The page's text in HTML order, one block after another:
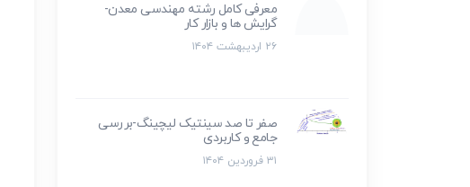
معرفی کامل رشته مهندسی معدن-
گرایش ها و بازار کار
۲۶ اردیبهشت ۱۴۰۴
صفر تا صد سینتیک لیچینگ-بررسی
جامع و کاربردی
۳۱ فروردین ۱۴۰۴